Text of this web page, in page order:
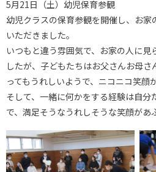
5月21日（土）幼児保育参観
幼児クラスの保育参観を開催し、お家
いただきました。
いつもと違う雰囲気で、お家の人に見
したが、子どもたちはお父さんお母
ってもうれしいようで、ニコニコ笑顔
そして、一緒に何かをする経験は自分
で、満足そうなうれしそうな笑顔があ